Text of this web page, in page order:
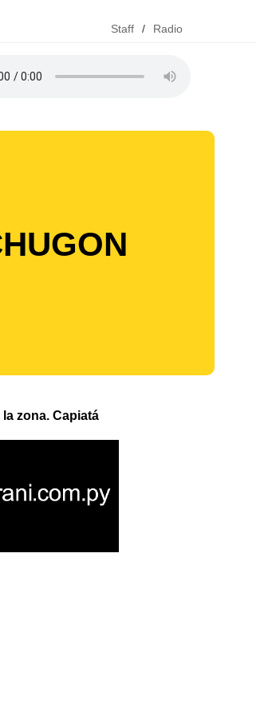
Staff / Radio
zona. Capiatá